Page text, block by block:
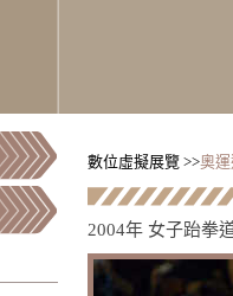
數位虛擬展覽 >>奧
2004年 女子跆拳